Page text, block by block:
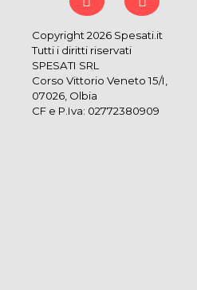
Copyright 2026 Spesati.it
Tutti i diritti riservati
SPESATI SRL
Corso Vittorio Veneto 15/I,
07026, Olbia
CF e P.Iva: 02772380909